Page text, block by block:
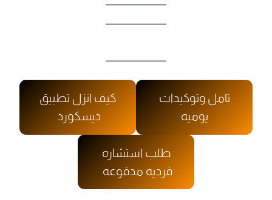
تامل وتوكيدات
يوميه
كيف انزل تطبيق
ديسكورد
طلب استشاره
فرديه مدفوعه